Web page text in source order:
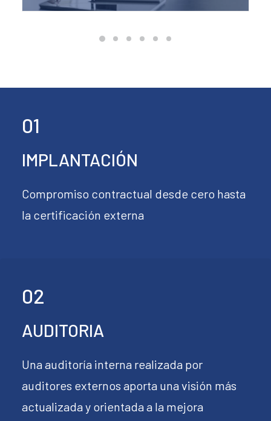
01
IMPLANTACIÓN
Compromiso contractual desde cero hasta
la certificación externa
02
AUDITORIA
Una auditoría interna realizada por
auditores externos aporta una visión más
actualizada y orientada a la mejora